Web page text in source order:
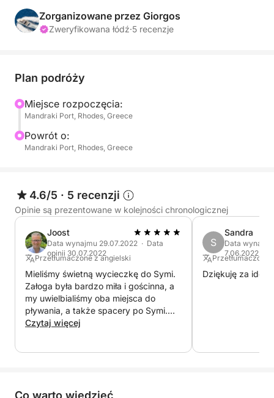
śródziemnomorskim lunchem.
Wejdź na pokład katamaranu „Boss” i wyrusz w
Następnie odwiedzimy plażę Tsambika, gdzie
spokojnej zatoce. Tam załoga wrzuci chleb do
będziesz odkrywać podwodne życie Rodos.
Następnie delektuj się śródziemnomorskim lunchem
Rejs 6-godzinny
REJSY O ZACHODZIE SŁOŃCA
Rejs 3-godzinny
W cenę rejsów dziennych wliczone są:
- Załoga
- Paliwo
- VAT
- Jedzenie
- Sprzęt do snorkelingu
Zorganizowane przez Giorgos
Zweryfikowana łódź·5 recenzje
Plan podróży
Miejsce rozpoczęcia:
Mandraki Port, Rhodes, Greece
Powrót o:
Mandraki Port, Rhodes, Greece
4.6/5 · 5 recenzji
Opinie są prezentowane w kolejności chronologicznej
Joost
Data wynajmu 29.07.2022 · Data
opinii 30.07.2022
Przetłumaczone z angielski
Mieliśmy świetną wycieczkę do Symi.
Załoga była bardzo miła i gościnna, a
my uwielbialiśmy oba miejsca do
pływania, a także spacery po Symi.
Polecam każdemu!
Czytaj więcej
S
Sandra
Data
7.06.2022
Przetłumaczone
Dziękuję za
Co warto wiedzieć